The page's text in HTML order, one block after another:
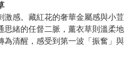
激感。藏紅花的奢華金屬感與小荳
思緒的任督二脈，薰衣草則溫柔地
為清醒，感受到第一波「振奮」與